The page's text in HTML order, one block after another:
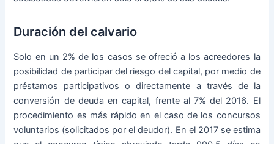
Duración del calvario
Solo en un 2% de los casos se ofreció a los acreedores la
posibilidad de participar del riesgo del capital, por medio de
préstamos participativos o directamente a través de la
conversión de deuda en capital, frente al 7% del 2016. El
procedimiento es más rápido en el caso de los concursos
voluntarios (solicitados por el deudor). En el 2017 se estima